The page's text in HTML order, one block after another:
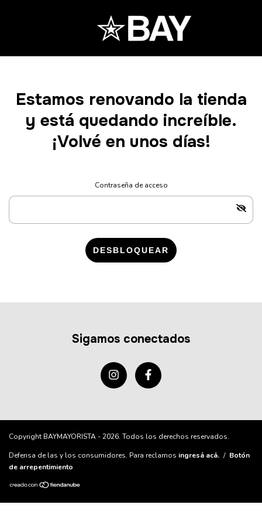
Estamos renovando la tienda
y está quedando increíble.
¡Volvé en unos días!
Contraseña de acceso
DESBLOQUEAR
Sigamos conectados
Copyright BAYMAYORISTA - 2026. Todos los derechos reservados.
Defensa de las y los consumidores. Para reclamos ingresá acá. / Botón
de arrepentimiento